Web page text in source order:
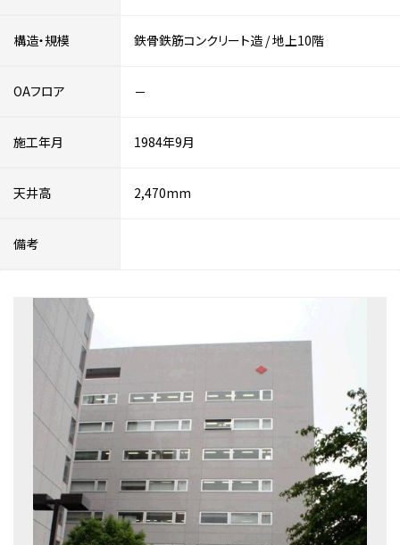
構造・規模 鉄骨鉄筋コンクリート造 /地上10階
OAフロア －
施工年月 1984年9月
天井高 2,470mm
備考